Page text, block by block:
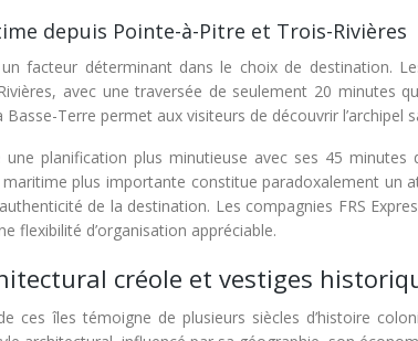
depuis Pointe-à-Pitre et Trois-Rivières
un facteur déterminant dans le choix de destination.
avec une traversée de seulement 20 minutes
Terre permet aux visiteurs de découvrir l’archipel
une planification plus minutieuse avec ses 45
plus importante constitue paradoxalement un
de la destination. Les compagnies FRS
flexibilité d’organisation appréciable.
créole et vestiges
ces îles témoigne de plusieurs siècles d’histoire